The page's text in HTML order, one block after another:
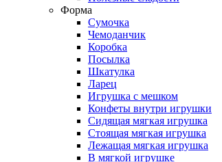
Форма
Сумочка
Чемоданчик
Коробка
Посылка
Шкатулка
Ларец
Игрушка с мешком
Конфеты внутри игрушки
Сидящая мягкая игрушка
Стоящая мягкая игрушка
Лежащая мягкая игрушка
В мягкой игрушке